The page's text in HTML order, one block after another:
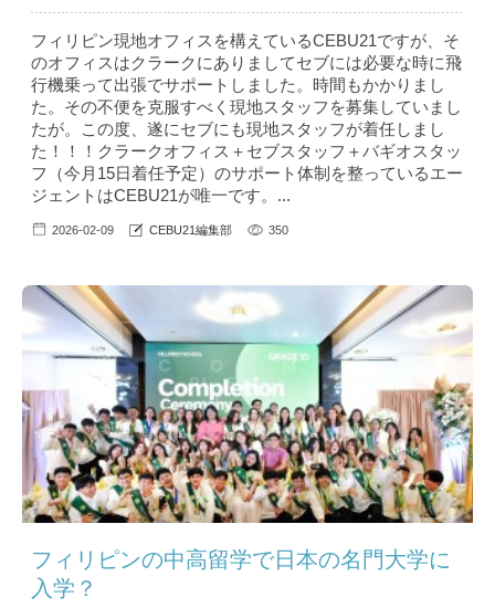
フィリピン現地オフィスを構えているCEBU21ですが、そ
のオフィスはクラークにありましてセブには必要な時に飛
行機乗って出張でサポートしました。時間もかかりまし
た。その不便を克服すべく現地スタッフを募集していまし
たが。この度、遂にセブにも現地スタッフが着任しまし
た！！！クラークオフィス＋セブスタッフ＋バギオスタッ
フ（今月15日着任予定）のサポート体制を整っているエー
ジェントはCEBU21が唯一です。...
2026-02-09 CEBU21編集部 350
フィリピンの中高留学で日本の名門大学に
入学？